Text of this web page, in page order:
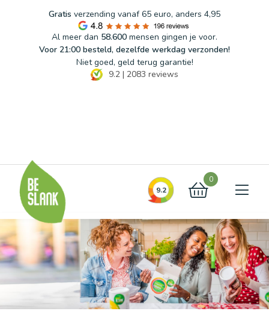
Gratis verzending vanaf 65 euro, anders 4,95
Al meer dan 58.600 mensen gingen je voor.
Voor 21:00 besteld, dezelfde werkdag verzonden!
Niet goed, geld terug garantie!
9.2 | 2083 reviews
9.2
0